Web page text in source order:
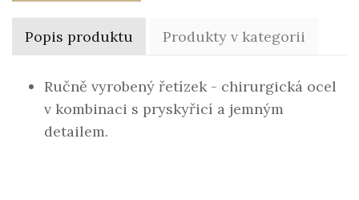
Popis produktu Produkty v kategorii
Ručně vyrobený řetízek - chirurgická ocel
v kombinaci s pryskyřicí a jemným
detailem.